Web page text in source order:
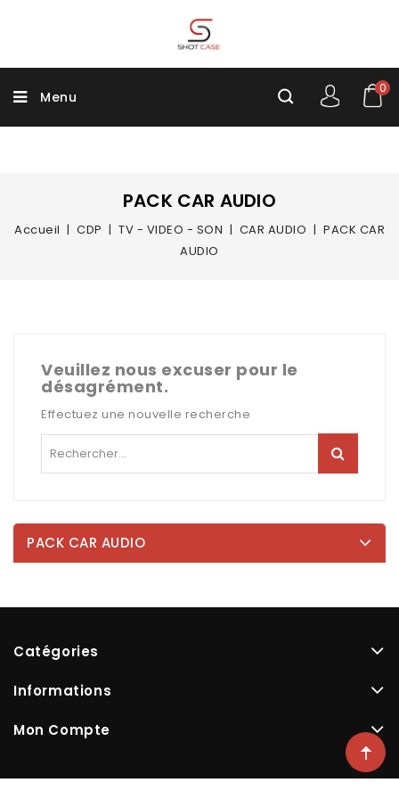
Menu
0
PACK CAR AUDIO
Accueil CDP TV - VIDEO - SON CAR AUDIO
PACK CAR
AUDIO
Veuillez nous excuser pour le
désagrément.
Effectuez une nouvelle recherche
PACK CAR AUDIO
Catégories
Informations
Mon Compte